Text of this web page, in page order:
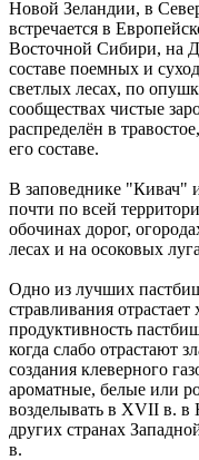
Новой Зеландии, в
встречается в
Восточной Сибири, на
составе поемных и
светлых лесах, по
сообществах чистые
распределён в
его составе.
В заповеднике "Кивач" и
почти по всей
обочинах дорог,
лесах и на осоковых
Одно из лучших
стравливания
продуктивность
когда слабо отрастают
создания клеверного
ароматные, белые или
возделывать в XVII в. в
других странах
в.